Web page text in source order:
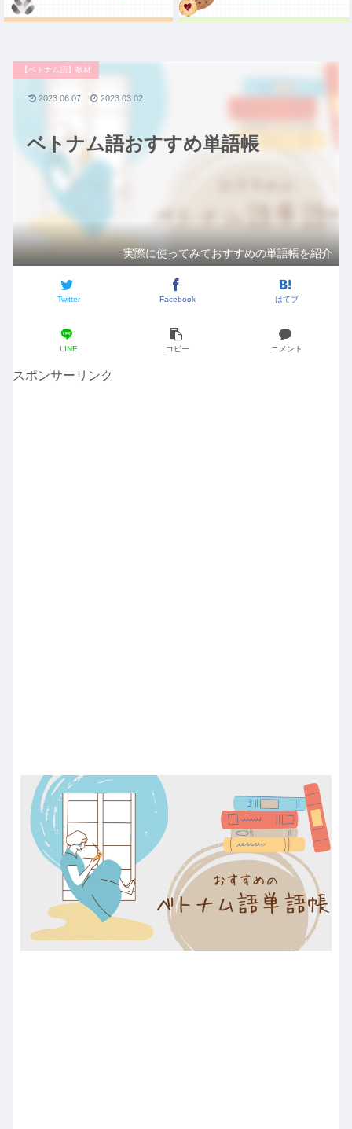
ベトナム語おすすめ単語帳
【ベトナム語】教材
実際に使ってみておすすめの単語帳を紹介
Twitter Facebook はてブ
LINE コピー コメント
2023.06.07 2023.03.02
スポンサーリンク